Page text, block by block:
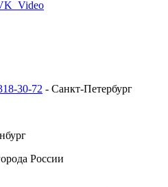
30-72 - Санкт-Петербург
России